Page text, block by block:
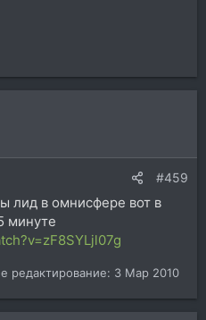
#459
лид в омнисфере вот в
минуте
редактирование: 3 Мар 2010